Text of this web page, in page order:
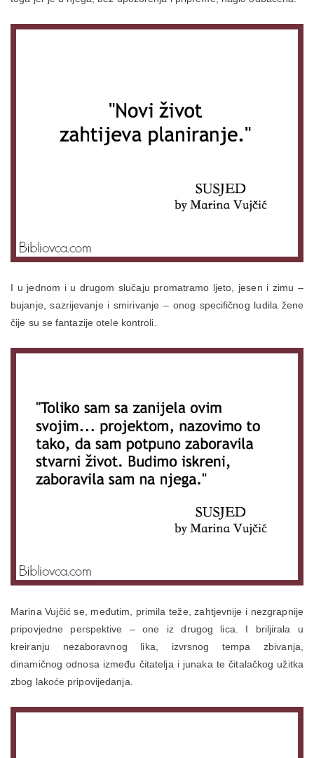
I u jednom i u drugom slučaju promatramo ljeto, jesen i zimu –
bujanje, sazrijevanje i smirivanje – onog specifičnog ludila žene
čije su se fantazije otele kontroli.
Marina Vujčić se, međutim, primila teže, zahtjevnije i nezgrapnije
pripovjedne perspektive – one iz drugog lica. I briljirala u
kreiranju nezaboravnog lika, izvrsnog tempa zbivanja,
dinamičnog odnosa između čitatelja i junaka te čitalačkog užitka
zbog lakoće pripovijedanja.